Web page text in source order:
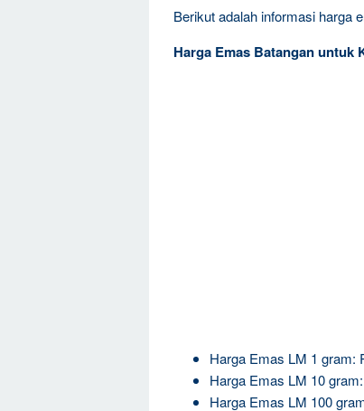
Berikut adalah informasi harga
Harga Emas Batangan untuk
Harga Emas LM 1 gram:
Harga Emas LM 10
Harga Emas LM 100